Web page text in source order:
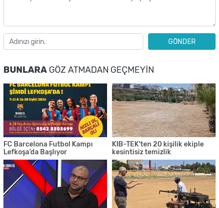
GÖNDER
BUNLARA GÖZ ATMADAN GEÇMEYIN
FC Barcelona Futbol Kampı
Lefkoşa’da Başlıyor
KIB-TEK'ten 20 kişilik ekiple
kesintisiz temizlik